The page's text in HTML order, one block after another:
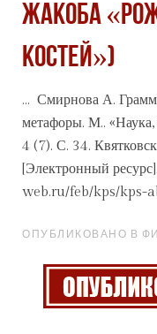
Жакоба
костей»)
... Смирнова А.
метафоры. М.. «Наука
4 (7). С. 34.
[Электронный
web.ru/feb/kps/kps-
ОПУБЛИКОВАНО В